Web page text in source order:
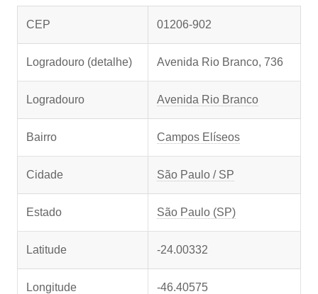
CEP 01206-902
Logradouro (detalhe) Avenida Rio Branco, 736
Logradouro Avenida Rio Branco
Bairro Campos Elíseos
Cidade São Paulo / SP
Estado São Paulo (SP)
Latitude -24.00332
Longitude -46.40575